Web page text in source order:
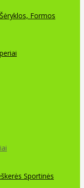
Formos
Sportinės